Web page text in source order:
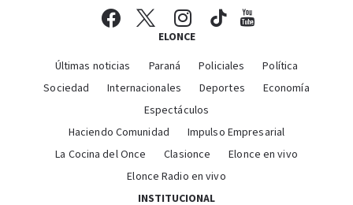
ELONCE
Últimas noticias Paraná Policiales
Política
Sociedad
Internacionales Deportes
Economía
Espectáculos
Haciendo Comunidad
Impulso Empresarial
La Cocina del Once
Clasionce
Elonce en vivo
Elonce Radio en vivo
INSTITUCIONAL